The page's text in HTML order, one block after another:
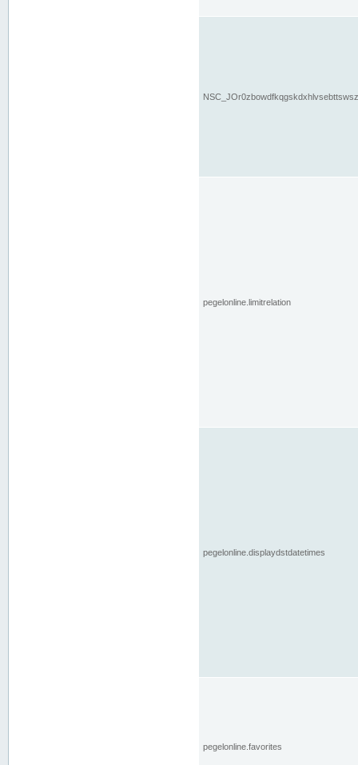
pegelonline.limitrelation
pegelonline.displaydstdatetimes
pegelonline.favorites